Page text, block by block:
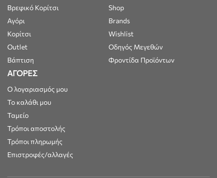
Βρεφικό Κορίτσι
Αγόρι
Κορίτσι
Outlet
Βάπτιση
Shop
Brands
Wishlist
Οδηγός Μεγεθών
Φροντίδα Προϊόντων
ΑΓΟΡΕΣ
Ο λογαριασμός μου
Το καλάθι μου
Ταμείο
Τρόποι αποστολής
Τρόποι πληρωμής
Επιστροφές/αλλαγές